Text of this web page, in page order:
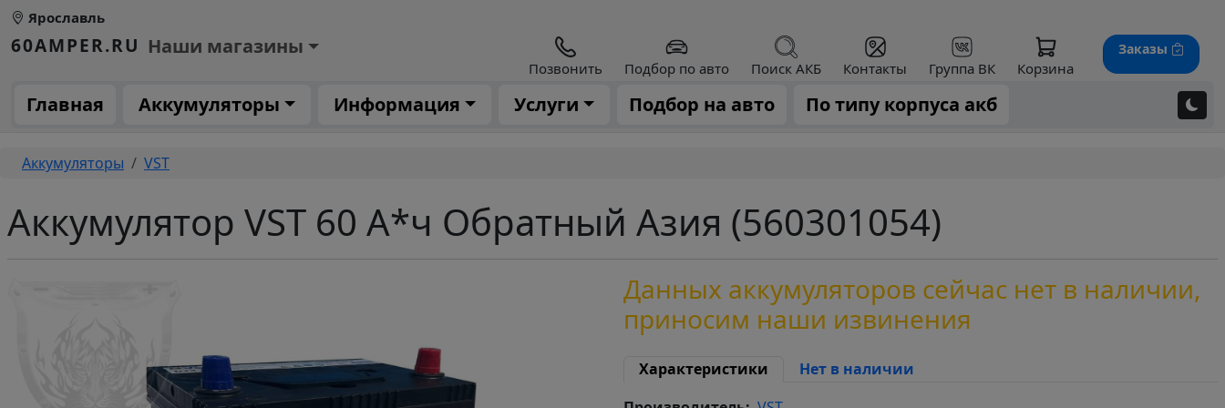
Перейти к основному содержанию
Ярославль
60AMPER.RU Основное меню 1
Наши магазины
Позвонить Подбор по авто Поиск АКБ Контакты Группа ВК Корзина
Заказы
Главная Аккумуляторы Информация Услуги Подбор на авто По типу корпуса акб
Строка навигации
Аккумуляторы VST
Аккумулятор VST 60 А*ч Обратный Азия (560301054)
Данных аккумуляторов сейчас нет в наличии,
приносим наши извинения
Характеристики
Нет в наличии